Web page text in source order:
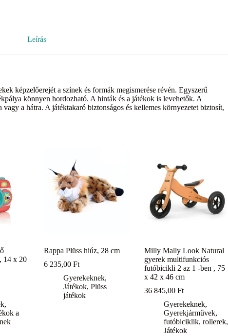
Leírás
képzelőerejét a színek és formák megismerése révén. Egyszerű
könnyen hordozható. A hinták és a játékok is levehetők. A
a hátra. A játéktakaró biztonságos és kellemes környezetet biztosít,
14 x 20
,
a
Rappa Plüss hiúz, 28 cm
6 235,00Ft
Gyerekeknek,
Játékok,Plüss
játékok
Milly Mally Look Natural
gyerek multifunkciós
futóbicikli 2 az 1 -ben , 75
x 42 x 46 cm
36 845,00Ft
Gyerekeknek,
Gyerekjárművek,
futóbiciklik, rollerek,
Játékok